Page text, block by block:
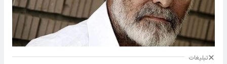
تبلیغات